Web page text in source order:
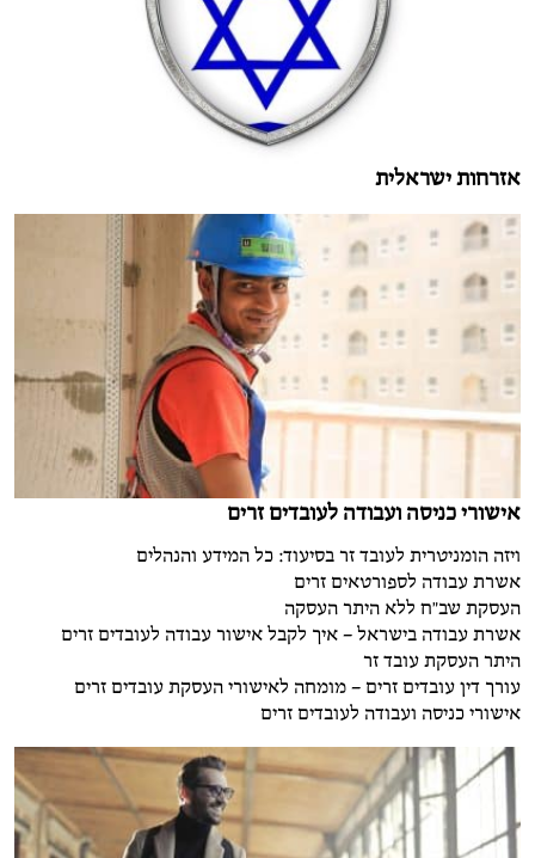
אזרחות ישראלית
אישורי כניסה ועבודה לעובדים זרים
ויזה הומניטרית לעובד זר בסיעוד: כל המידע והנהלים
אשרת עבודה לספורטאים זרים
העסקת שב"ח ללא היתר העסקה
אשרת עבודה בישראל – איך לקבל אישור עבודה לעובדים זרים
היתר העסקת עובד זר
עורך דין עובדים זרים – מומחה לאישורי העסקת עובדים זרים
אישורי כניסה ועבודה לעובדים זרים